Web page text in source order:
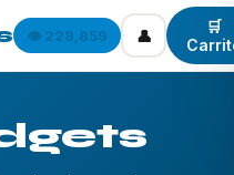
👁️ 229,859 👤
🛒